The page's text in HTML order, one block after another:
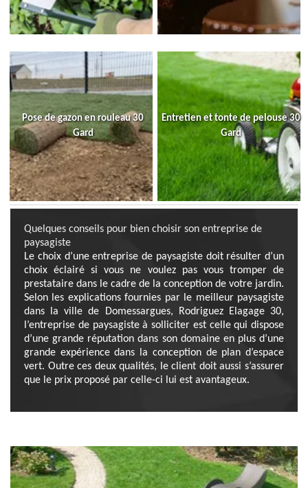
Pose de gazon en rouleau 30
Gard
Entretien et tonte de pelouse 30
Gard
Quelques conseils pour bien choisir son entreprise de
paysagiste
Le choix d’une entreprise de paysagiste doit résulter d’un
choix éclairé si vous ne voulez pas vous tromper de
prestataire dans le cadre de la conception de votre jardin.
Selon les explications fournies par le meilleur paysagiste
dans la ville de Domessargues, Rodriguez Elagage 30,
l’entreprise de paysagiste à solliciter est celle qui dispose
d’une grande réputation dans son domaine en plus d’une
grande expérience dans la conception de plan d’espace
vert. Outre ces deux qualités, le client doit aussi s’assurer
que le prix proposé par celle-ci lui est avantageux.